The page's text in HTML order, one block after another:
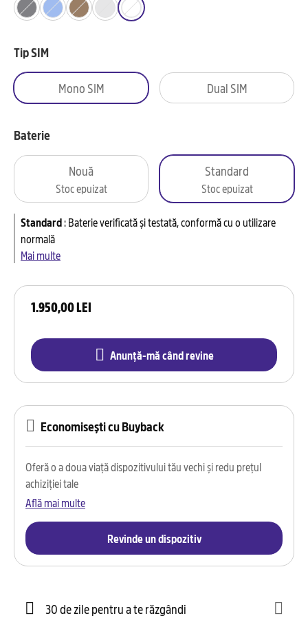
1.950,00 LEI
Anunță-mă când revine
Tip SIM
Mono SIM Dual SIM
Baterie
Nouă
Stoc epuizat
Standard
Stoc epuizat
Standard:Baterie verificată și testată, conformă cu o utilizare
normală
Mai multe
Economisești cu Buyback
Oferă o a doua viață dispozitivului tău vechi și redu prețul
achiziției tale
Află mai multe
Revinde un dispozitiv
30 de zile pentru a te răzgândi